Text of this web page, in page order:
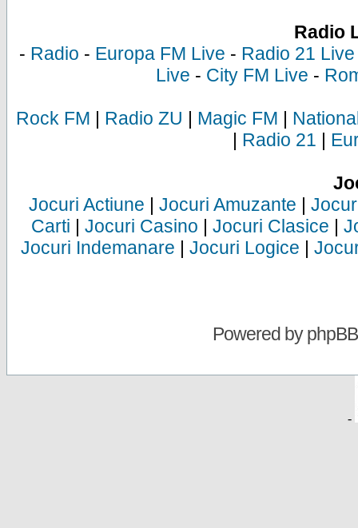
Radio
- Radio - Europa FM Live - Radio 21 Live
Live - City FM Live -
Rock FM | Radio ZU | Magic FM |
| Radio 21 |
Jocuri Actiune | Jocuri Amuzante |
Carti | Jocuri Casino | Jocuri Clasice |
Jocuri Indemanare | Jocuri Logice |
Powered byphpBB
-